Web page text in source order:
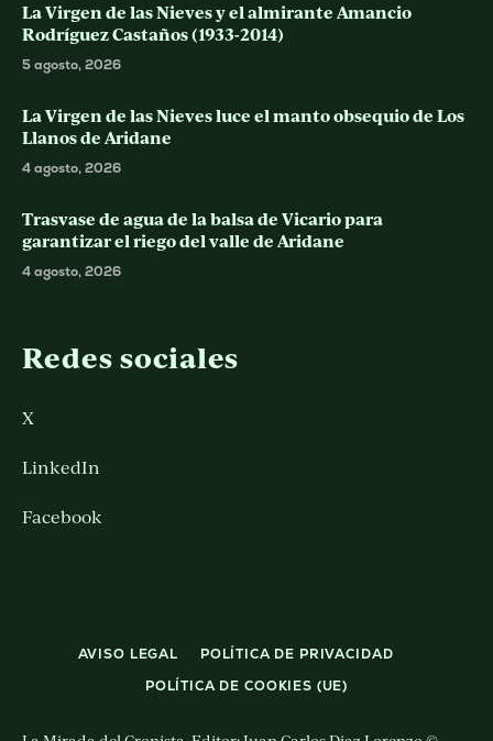
La Virgen de las Nieves y el almirante Amancio
Rodríguez Castaños (1933-2014)
5 agosto, 2026
La Virgen de las Nieves luce el manto obsequio de Los
Llanos de Aridane
4 agosto, 2026
Trasvase de agua de la balsa de Vicario para
garantizar el riego del valle de Aridane
4 agosto, 2026
Redes sociales
X
LinkedIn
Facebook
AVISO LEGAL
POLÍTICA DE PRIVACIDAD
POLÍTICA DE COOKIES (UE)